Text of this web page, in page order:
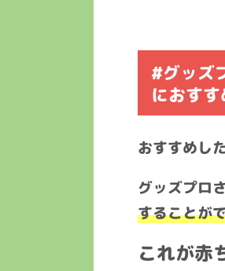
#グッズ
におす
おすすめし
グッズプロ
することが
これが赤